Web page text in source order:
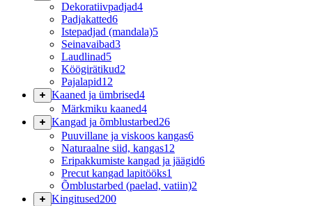
Dekoratiivpadjad4
Padjakatted6
Istepadjad (mandala)5
Seinavaibad3
Laudlinad5
Köögirätikud2
Pajalapid12
Kaaned ja ümbrised4
Märkmiku kaaned4
Kangad ja õmblustarbed26
Puuvillane ja viskoos kangas6
Naturaalne siid, kangas12
Eripakkumiste kangad ja jäägid6
Precut kangad lapitööks1
Õmblustarbed (paelad, vatiin)2
Kingitused200